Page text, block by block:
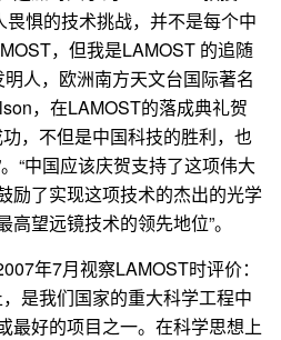
畏惧的技术挑战，并不是每个中
，但我是LAMOST 的追随
人，欧洲南方天文台国际著名
，在LAMOST的落成典礼贺
，不但是中国科技的胜利，也
“中国应该庆贺支持了这项伟大
励了实现这项技术的杰出的光学
望远镜技术的领先地位”。
年7月视察LAMOST时评价：
是我们国家的重大科学工程中
最好的项目之一。在科学思想上